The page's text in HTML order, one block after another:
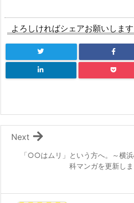
よろしければシェアお願いします
「○○はムリ」という方へ。～横
科マンガを更新しま
Next